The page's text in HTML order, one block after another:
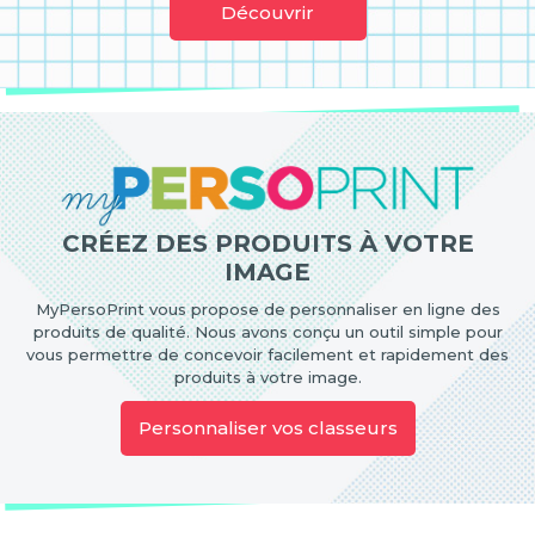
Découvrir
CRÉEZ DES PRODUITS À VOTRE
IMAGE
MyPersoPrint vous propose de personnaliser en ligne des
produits de qualité. Nous avons conçu un outil simple pour
vous permettre de concevoir facilement et rapidement des
produits à votre image.
Personnaliser vos classeurs